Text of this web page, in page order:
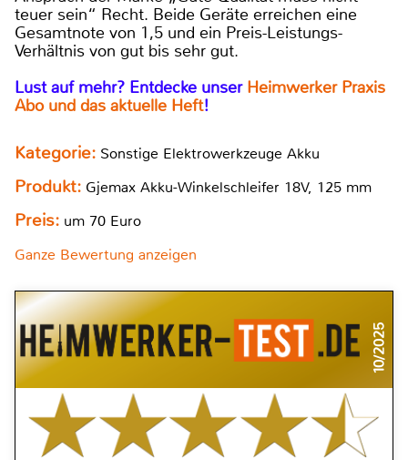
teuer sein“ Recht. Beide Geräte erreichen eine
Gesamtnote von 1,5 und ein Preis-Leistungs-
Verhältnis von gut bis sehr gut.
Lust auf mehr? Entdecke unser Heimwerker Praxis
Abo und das aktuelle Heft!
Kategorie: Sonstige Elektrowerkzeuge Akku
Produkt: Gjemax Akku-Winkelschleifer 18V, 125 mm
Preis: um 70 Euro
Ganze Bewertung anzeigen
10/2025